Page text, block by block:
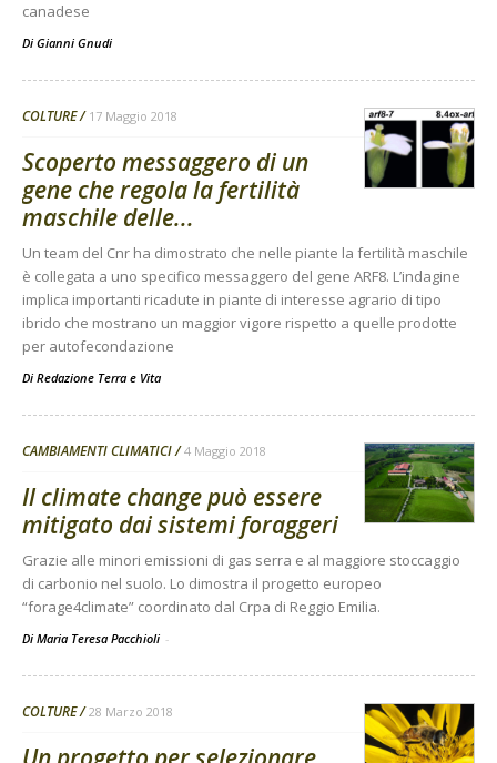
canadese
Di Gianni Gnudi
COLTURE 17 Maggio 2018
Scoperto messaggero di un
gene che regola la fertilità
maschile delle...
Un team del Cnr ha dimostrato che nelle piante la fertilità maschile
è collegata a uno specifico messaggero del gene ARF8. L’indagine
implica importanti ricadute in piante di interesse agrario di tipo
ibrido che mostrano un maggior vigore rispetto a quelle prodotte
per autofecondazione
Di Redazione Terra e Vita
CAMBIAMENTI CLIMATICI 4 Maggio 2018
Il climate change può essere
mitigato dai sistemi foraggeri
Grazie alle minori emissioni di gas serra e al maggiore stoccaggio
di carbonio nel suolo. Lo dimostra il progetto europeo
“forage4climate” coordinato dal Crpa di Reggio Emilia.
Di Maria Teresa Pacchioli -
COLTURE 28 Marzo 2018